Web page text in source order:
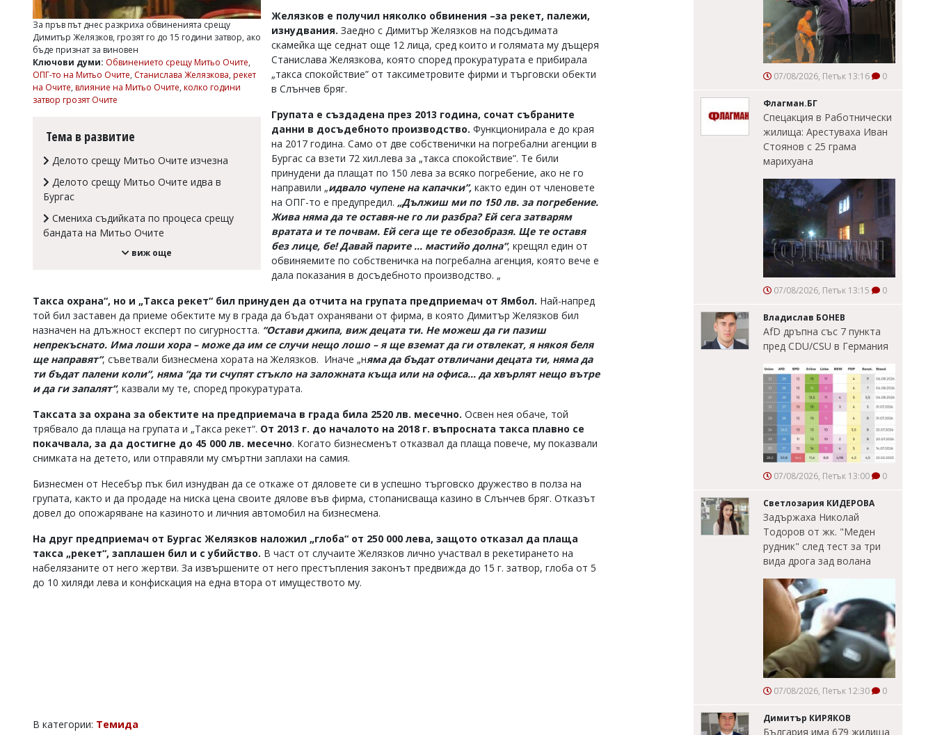
редактор:
office@flagman.bg
Коментарите
статиите
читателите
редакцията
отговорност
коментар,
сигнализирайте
За пръв път днес разкриха обвиненията срещу
Димитър Желязков, грозят го до 15 години затвор, ако
бъде признат за виновен
Ключови думи: Обвинението срещу Митьо Очите,
ОПГ-то на Митьо Очите, Станислава Желязкова, рекет
на Очите, влияние на Митьо Очите, колко години
затвор грозят Очите
Тема в развитие
Делото срещу Митьо Очите изчезна
Делото срещу Митьо Очите идва в
Бургас
Смениха съдийката по процеса срещу
бандата на Митьо Очите
виж още
Желязков е получил няколко обвинения –за рекет, палежи,
изнудвания. Заедно с Димитър Желязков на подсъдимата
скамейка ще седнат още 12 лица, сред които и голямата му дъщеря
Станислава Желязкова, която според прокуратурата е прибирала
„такса спокойствие” от таксиметровите фирми и търговски обекти
в Слънчев бряг.
Групата е създадена през 2013 година, сочат събраните
данни в досъдебното производство. Функционирала е до края
на 2017 година. Само от две собственички на погребални агенции в
Бургас са взети 72 хил.лева за „такса спокойствие”. Те били
принудени да плащат по 150 лева за всяко погребение, ако не го
направили „идвало чупене на капачки”, както един от членовете
на ОПГ-то е предупредил. „Дължиш ми по 150 лв. за погребение.
Жива няма да те оставя-не го ли разбра? Ей сега затварям
вратата и те почвам. Ей сега ще те обезобразя. Ще те оставя
без лице, бе! Давай парите ... мастийо долна“, крещял един от
обвиняемите по собственичка на погребална агенция, която вече е
дала показания в досъдебното производство. „
Такса охрана“, но и „Такса рекет“ бил принуден да отчита на групата предприемач от Ямбол. Най-напред
той бил заставен да приеме обектите му в града да бъдат охранявани от фирма, в която Димитър Желязков бил
назначен на длъжност експерт по сигурността. “Остави джипа, виж децата ти. Не можеш да ги пазиш
непрекъснато. Има лоши хора – може да им се случи нещо лошо – я ще вземат да ги отвлекат, я някоя беля
ще направят“, съветвали бизнесмена хората на Желязков. Иначе „няма да бъдат отвличани децата ти, няма да
ти бъдат палени коли“, няма “да ти счупят стъкло на заложната къща или на офиса... да хвърлят нещо вътре
и да ги запалят“, казвали му те, според прокуратурата.
Таксата за охрана за обектите на предприемача в града била 2520 лв. месечно. Освен нея обаче, той
трябвало да плаща на групата и „Такса рекет“. От 2013 г. до началото на 2018 г. въпросната такса плавно се
покачвала, за да достигне до 45 000 лв. месечно. Когато бизнесменът отказвал да плаща повече, му показвали
снимката на детето, или отправяли му смъртни заплахи на самия.
Бизнесмен от Несебър пък бил изнудван да се откаже от дяловете си в успешно търговско дружество в полза на
групата, както и да продаде на ниска цена своите дялове във фирма, стопанисваща казино в Слънчев бряг. Отказът
довел до опожаряване на казиното и личния автомобил на бизнесмена.
На друг предприемач от Бургас Желязков наложил „глоба“ от 250 000 лева, защото отказал да плаща
такса „рекет“, заплашен бил и с убийство. В част от случаите Желязков лично участвал в рекетирането на
набелязаните от него жертви. За извършените от него престъпления законът предвижда до 15 г. затвор, глоба от 5
до 10 хиляди лева и конфискация на една втора от имуществото му.
В категории: Темида
07/08/2026, Петък 13:16 0
Флагман.БГ
Спецакция в Работнически
жилища: Арестуваха Иван
Стоянов с 25 грама
марихуана
07/08/2026, Петък 13:15 0
Владислав БОНЕВ
AfD дръпна със 7 пункта
пред CDU/CSU в Германия
07/08/2026, Петък 13:00 0
Светлозария КИДЕРОВА
Задържаха Николай
Тодоров от жк. "Меден
рудник" след тест за три
вида дрога зад волана
07/08/2026, Петък 12:30 0
Димитър КИРЯКОВ
България има 679 жилища